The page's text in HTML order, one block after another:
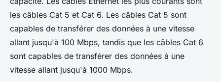
les câbles Cat 5 et Cat 6. Les câbles Cat 5 sont
capables de transférer des données à une vitesse
allant jusqu'à 100 Mbps, tandis que les câbles Cat 6
sont capables de transférer des données à une
vitesse allant jusqu'à 1000 Mbps.